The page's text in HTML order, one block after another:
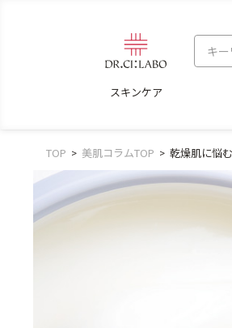
スキンケア
TOP 美肌コラムTOP 乾燥肌に悩